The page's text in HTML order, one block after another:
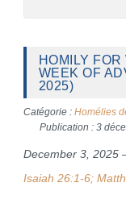
HOMILY
WEEK OF
2025)
Catégorie : Homélies
Publication : 3
December 3, 2025
Isaiah 26:1-6;